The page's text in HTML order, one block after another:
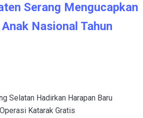
Serang Mengucapkan
Nasional Tahun